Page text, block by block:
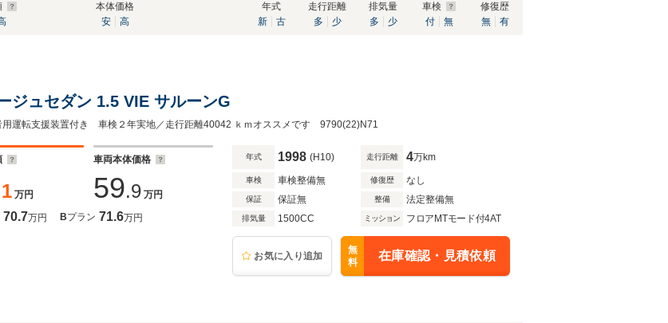
本体価格
安
高
年式
新
古
走行距離
多
少
排気量
多
少
車検
付
無
修復歴
無
有
ジュセダン 1.5 VIE サルーンG
用運転支援装置付き 車検２年実地／走行距離40042 ｋｍオススメです 9790(22)N71
万円
車両本体価格
59.9 万円
70.7万円 Bプラン 71.6万円
年式 1998 (H10) 走行距離 4万km
車検 車検整備無 修復歴 なし
保証 保証無 整備 法定整備無
排気量 1500CC ミッション フロアMTモード付4AT
お気に入り追加
無
料
在庫確認・見積依頼